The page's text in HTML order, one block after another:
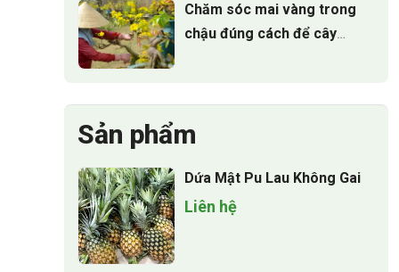
Chăm sóc mai vàng trong
chậu đúng cách để cây
Sản phẩm
Dứa Mật Pu Lau Không Gai
Liên hệ